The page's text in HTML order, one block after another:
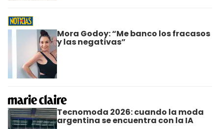
Mora Godoy: “Me banco los fracasos
y las negativas”
Tecnomoda 2026: cuando la moda
argentina se encuentra con la IA